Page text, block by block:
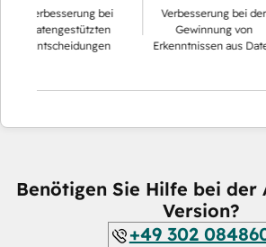
bei
Verbesserung bei der
Gewinnung von
Erkenntnissen aus Daten
Benötigen Sie Hilfe bei der
Version?
+49 302